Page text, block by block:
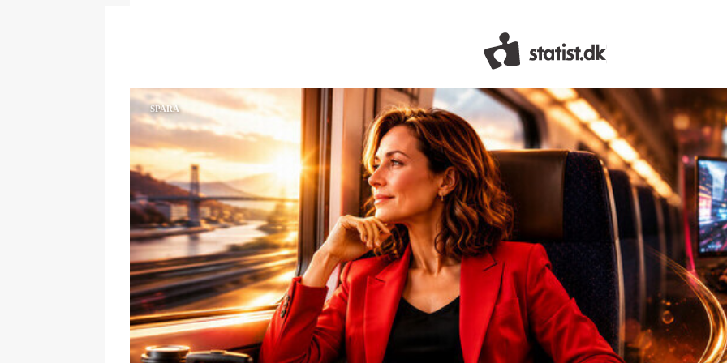
SPARA